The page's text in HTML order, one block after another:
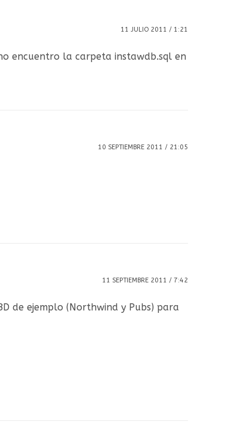
11 JULIO 2011 / 1:21
encuentro la carpeta instawdb.sql en
10 SEPTIEMBRE 2011 / 21:05
11 SEPTIEMBRE 2011 / 7:42
de ejemplo (Northwind y Pubs) para